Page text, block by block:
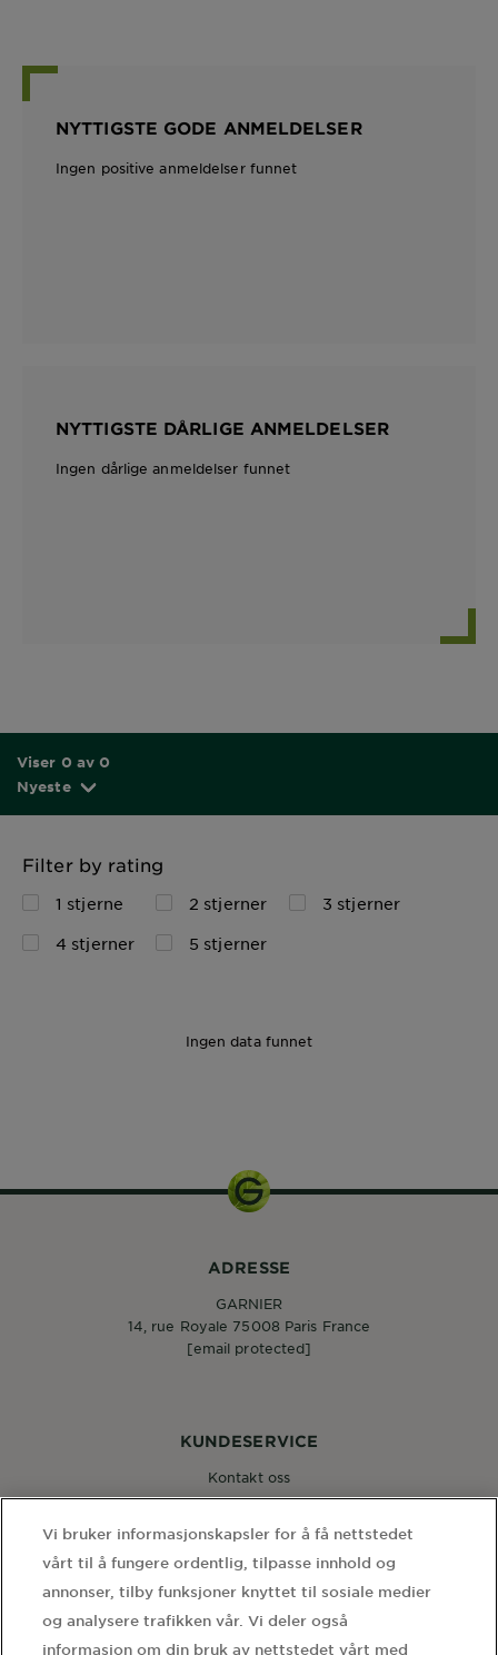
NYTTIGSTE GODE ANMELDELSER
Ingen positive anmeldelser funnet
NYTTIGSTE DÅRLIGE ANMELDELSER
Ingen dårlige anmeldelser funnet
Viser 0 av 0
Nyeste
Filter by rating
1 stjerne 2 stjerner
3 stjerner
4 stjerner
5 stjerner
Ingen data funnet
KUNDESERVICE
Kontakt oss
FØLG OSS
ADRESSE
GARNIER
14, rue Royale 75008 Paris France
[email protected]
Vi bruker informasjonskapsler for å få nettstedet
vårt til å fungere ordentlig, tilpasse innhold og
annonser, tilby funksjoner knyttet til sosiale medier
og analysere trafikken vår. Vi deler også
informasjon om din bruk av nettstedet vårt med